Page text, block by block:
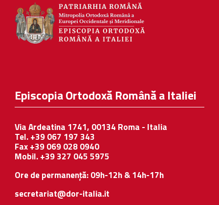
Episcopia Ortodoxă Română a Italiei
Via Ardeatina 1741, 00134 Roma - Italia
Tel. +39 067 197 343
Fax +39 069 028 0940
Mobil. +39 327 045 5975
Ore de permanență: 09h-12h & 14h-17h
secretariat@dor-italia.it